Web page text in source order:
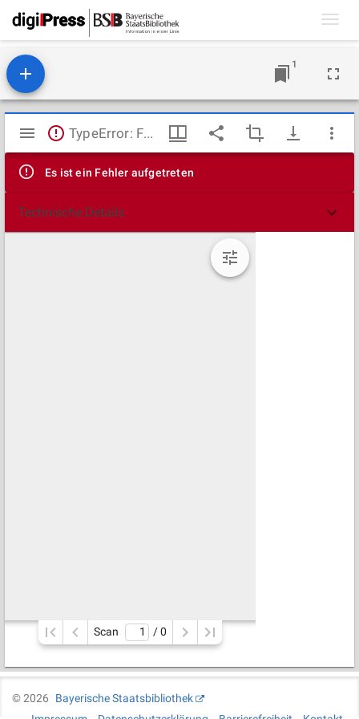
1
Mirador
Viewer
TypeError: Failed to fetch
Es ist ein Fehler aufgetreten
Technische Details
Scan / 0
©2026
Bayerische Staatsbibliothek